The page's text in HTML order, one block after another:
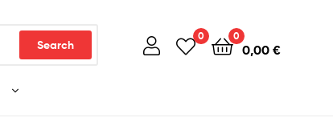
Search
0 0
0,00 €